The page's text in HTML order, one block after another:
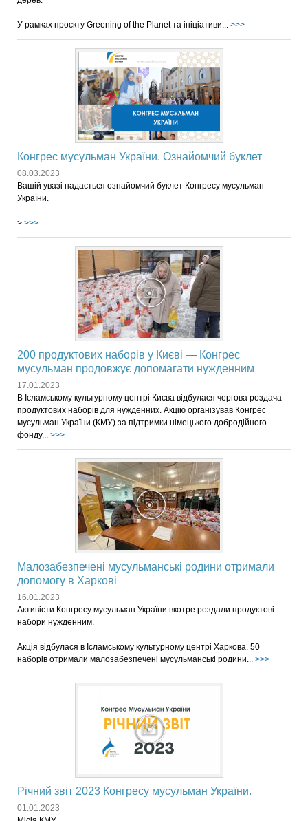
У рамках проєкту Greening of the Planet та ініціативи... >>>
Конгрес мусульман України. Ознайомчий буклет
08.03.2023
Вашій увазі надається ознайомчий буклет Конгресу мусульман
України.
> >>>
200 продуктових наборів у Києві — Конгрес
мусульман продовжує допомагати нужденним
17.01.2023
В Ісламському культурному центрі Києва відбулася чергова роздача
продуктових наборів для нужденних. Акцію організував Конгрес
мусульман України (КМУ) за підтримки німецького добродійного
фонду... >>>
Малозабезпечені мусульманські родини отримали
допомогу в Харкові
16.01.2023
Активісти Конгресу мусульман України вкотре роздали продуктові
набори нужденним.
Акція відбулася в Ісламському культурному центрі Харкова. 50
наборів отримали малозабезпечені мусульманські родини... >>>
Річний звіт 2023 Конгресу мусульман України.
01.01.2023